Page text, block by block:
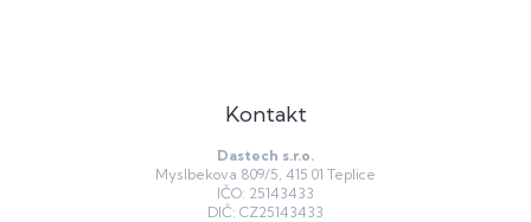
Kontakt
Dastech s.r.o.
Myslbekova 809/5, 415 01 Teplice
IČO: 25143433
DIČ: CZ25143433